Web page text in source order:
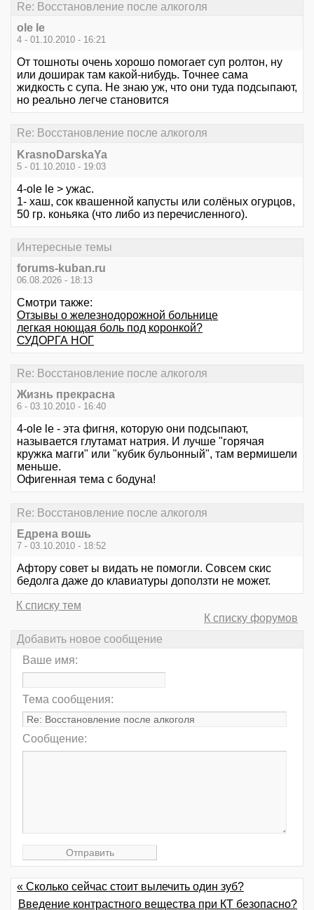
Re: Восстановление после алкоголя
ole le
4 - 01.10.2010 - 16:21
От тошноты очень хорошо помогает суп ролтон, ну
или доширак там какой-нибудь. Точнее сама
жидкость с супа. Не знаю уж, что они туда подсыпают,
но реально легче становится
Re: Восстановление после алкоголя
KrasnoDarskaYa
5 - 01.10.2010 - 19:03
4-ole le > ужас.
1- хаш, сок квашенной капусты или солёных огурцов,
50 гр. коньяка (что либо из перечисленного).
Интересные темы
forums-kuban.ru
06.08.2026 - 18:13
Смотри также:
Отзывы о железнодорожной больнице
легкая ноющая боль под коронкой?
СУДОРГА НОГ
Re: Восстановление после алкоголя
Жизнь прекрасна
6 - 03.10.2010 - 16:40
4-ole le - эта фигня, которую они подсыпают,
называется глутамат натрия. И лучше "горячая
кружка магги" или "кубик бульонный", там вермишели
меньше.
Офигенная тема с бодуна!
Re: Восстановление после алкоголя
Едрена вошь
7 - 03.10.2010 - 18:52
Афтору совет ы видать не помогли. Совсем скис
бедолга даже до клавиатуры доползти не может.
К списку тем
К списку форумов
Добавить новое сообщение
Ваше имя:
Тема сообщения:
Сообщение:
« Сколько сейчас стоит вылечить один зуб?
Введение контрастного вещества при КТ безопасно?